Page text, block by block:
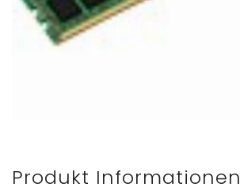
Produkt Informationen